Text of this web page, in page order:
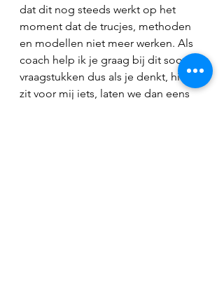
dat dit nog steeds werkt op het
moment dat de trucjes, methoden
en modellen niet meer werken. Als
coach help ik je graag bij dit soort
vraagstukken dus als je denkt, hier
zit voor mij iets, laten we dan eens